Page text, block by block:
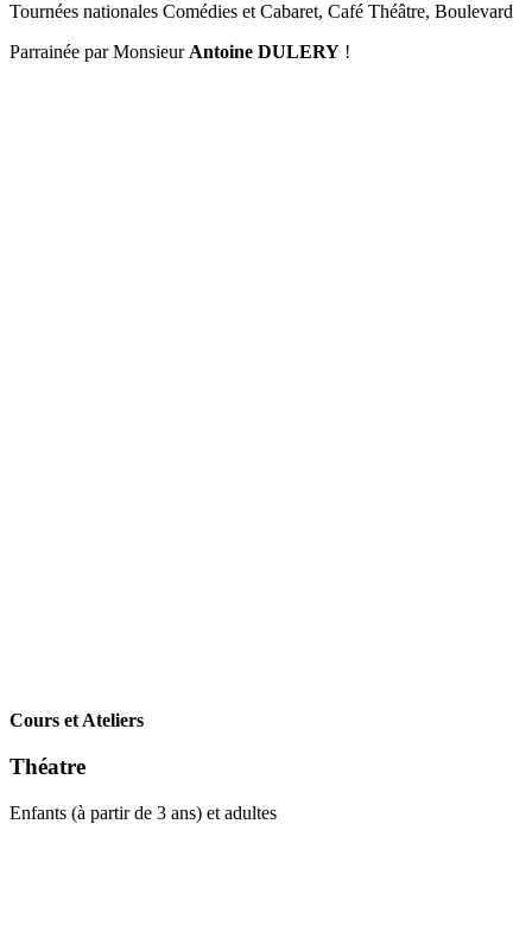
Tournées nationales Comédies et Cabaret, Café Théâtre, Boulevard
Parrainée par Monsieur Antoine DULERY !
Cours et Ateliers
Théatre
Enfants (à partir de 3 ans) et adultes